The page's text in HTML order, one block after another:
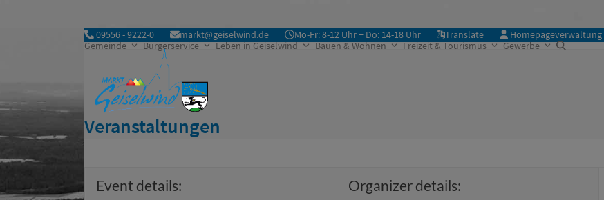
09556 - 9222-0 markt@geiselwind.de Mo-Fr: 8-12 Uhr + Do: 14-18 Uhr Translate
Homepageverwaltung
Gemeinde
Bürgerservice Leben in Geiselwind Bauen & Wohnen Freizeit & Tourismus Gewerbe
Veranstaltungen
Event details: Organizer details: